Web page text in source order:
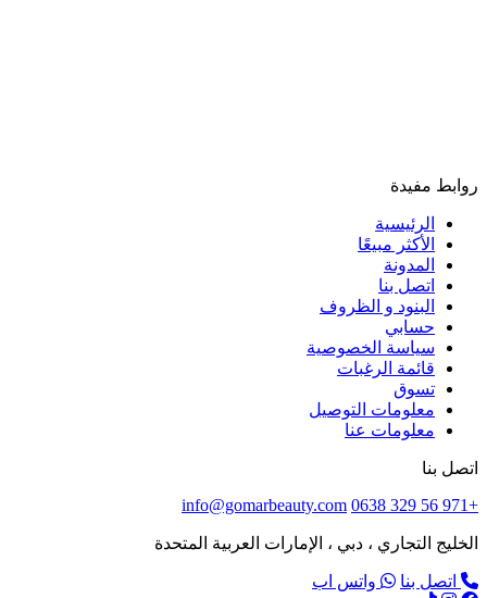
روابط مفيدة
الرئيسية
الأكثر مبيعًا
المدونة
اتصل بنا
البنود و الظروف
حسابي
سياسة الخصوصية
قائمة الرغبات
تسوق
معلومات التوصيل
معلومات عنا
اتصل بنا
+971 56 329 0638
info@gomarbeauty.com
الخليج التجاري ، دبي ، الإمارات العربية المتحدة
اتصل بنا واتس اب